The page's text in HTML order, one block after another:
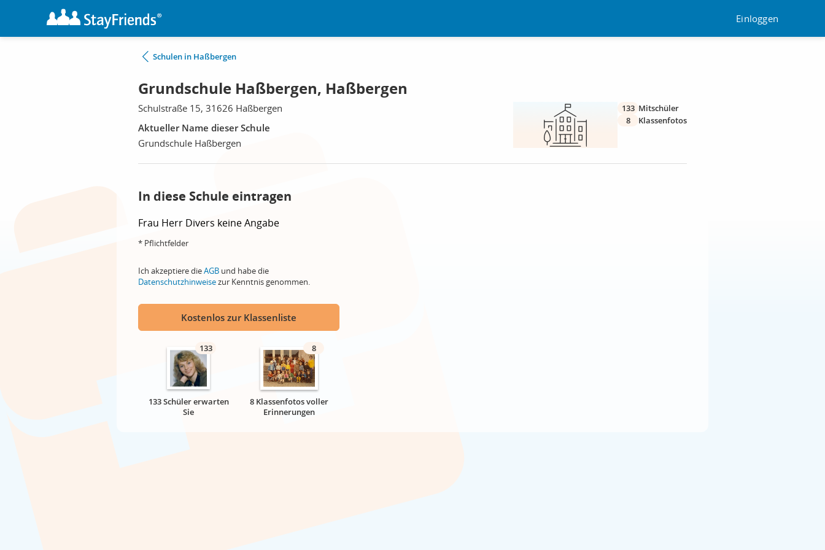
Einloggen
Schulen in Haßbergen
Grundschule Haßbergen, Haßbergen
Schulstraße 15, 31626 Haßbergen
Aktueller Name dieser Schule
Grundschule Haßbergen
133 Mitschüler
8
Klassenfotos
In diese Schule eintragen
Frau Herr Divers keine Angabe
* Pflichtfelder
Ich akzeptiere dieAGB und habe die
Datenschutzhinweisezur Kenntnis genommen.
Kostenlos zur Klassenliste
133
133 Schüler erwarten
Sie
8
8 Klassenfotos voller
Erinnerungen